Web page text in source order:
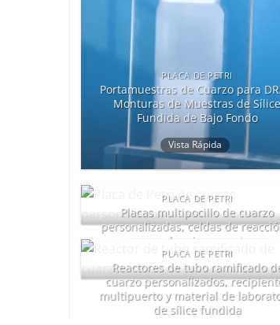
PLACA DE PETRI
Portamuestras de Cuarzo para
Monturas de Muestras de
Fundida de Bajo Fondo
Vista Rápida
PLACA DE PETRI
Placas multipocillo de cuarzo
personalizadas, celdas de
arrays de microrreactores
Vista Rápida
PLACA DE PETRI
Reactores de tubo ramificado
cuarzo personalizados,
multipuerto y material de
de sílice fundida